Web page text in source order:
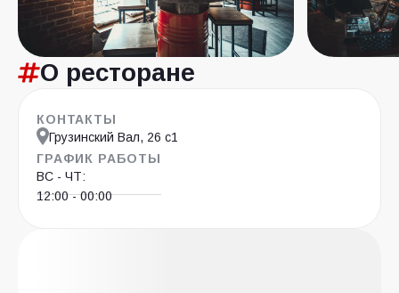
О ресторане
КОНТАКТЫ
Грузинский Вал, 26 с1
ГРАФИК РАБОТЫ
ВС - ЧТ:
12:00 - 00:00